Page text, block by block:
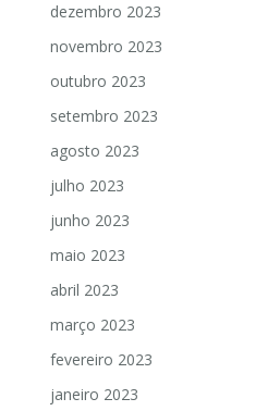
dezembro 2023
novembro 2023
outubro 2023
setembro 2023
agosto 2023
julho 2023
junho 2023
maio 2023
abril 2023
março 2023
fevereiro 2023
janeiro 2023